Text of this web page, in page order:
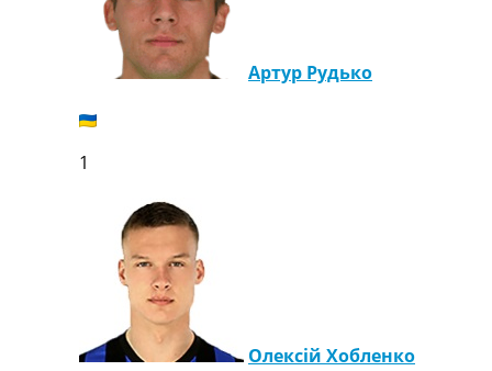
Україна. Перша Ліга
Ліга Чемпіонів
Англія. Прем’єр-Ліга
Іспанія. Ла Ліга
Перша Ліга
Таблиця АПЛ
Таблиця Ла Ліги
Таблиця Ліги Чемпіонів
Всі таблиці >>>
Рейтинги
Рейтинг країн УЄФА
Артур Рудько
1
Олексій Хобленко